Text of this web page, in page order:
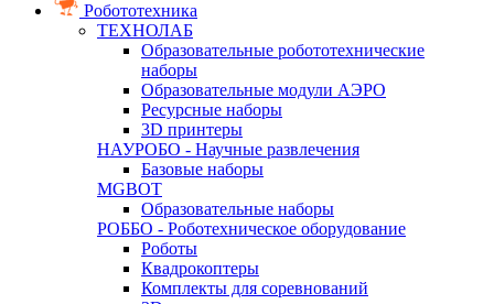
Робототехника
ТЕХНОЛАБ
Образовательные робототехнические
наборы
Образовательные модули АЭРО
Ресурсные наборы
3D принтеры
НАУРОБО - Научные развлечения
Базовые наборы
MGBOT
Образовательные наборы
РОББО - Роботехническое оборудование
Роботы
Квадрокоптеры
Комплекты для соревнований